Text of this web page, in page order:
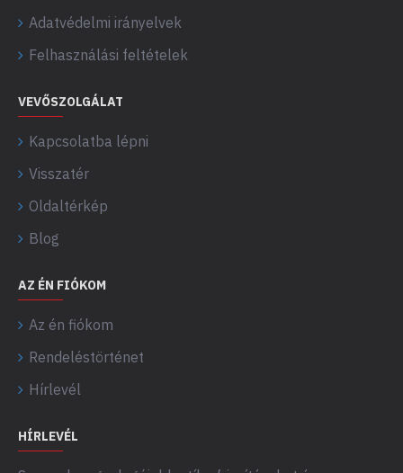
Adatvédelmi irányelvek
Felhasználási feltételek
VEVŐSZOLGÁLAT
Kapcsolatba lépni
Visszatér
Oldaltérkép
Blog
AZ ÉN FIÓKOM
Az én fiókom
Rendeléstörténet
Hírlevél
HÍRLEVÉL